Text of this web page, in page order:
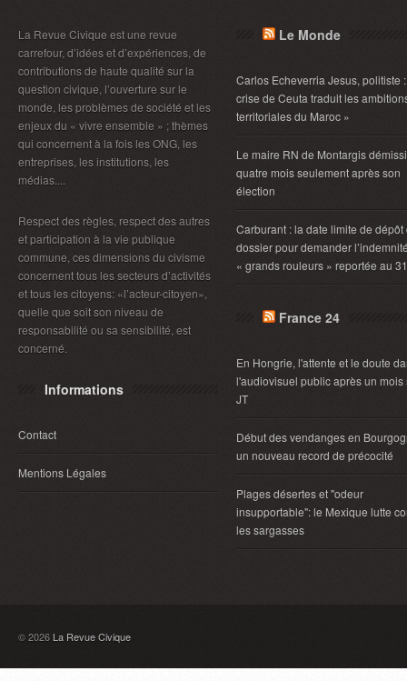
La Revue Civique est une revue
carrefour, d’idées et d’expériences, de
contributions de haute qualité sur la
question civique, l’ouverture sur le
monde, les problèmes de société et les
enjeux du « vivre ensemble » ; thèmes
qui concernent à la fois les ONG, les
entreprises, les institutions, les
médias....
Respect des règles, respect des autres
et participation à la vie publique
commune, ces dimensions du civisme
concernent tous les secteurs d’activités
et tous les citoyens: «l’acteur-citoyen»,
quelle que soit son niveau de
responsabilité ou sa sensibilité, est
concerné.
Informations
Contact
Mentions Légales
Le Monde
Carlos Echeverria Jesus, politiste
crise de Ceuta traduit les
territoriales du Maroc »
Le maire RN de Montargis
quatre mois seulement après son
élection
Carburant : la date limite de dépôt
dossier pour demander
« grands rouleurs » reportée au
France 24
En Hongrie, l'attente et le doute
l'audiovisuel public après un mois
JT
Début des vendanges en
un nouveau record de précocité
Plages désertes et "odeur
insupportable": le Mexique lutte
les sargasses
© 2026 La Revue Civique